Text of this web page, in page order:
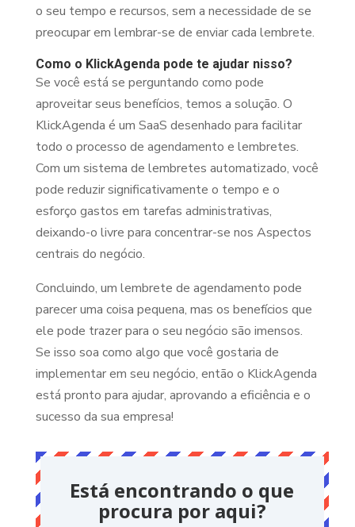
o seu tempo e recursos, sem a necessidade de se
preocupar em lembrar-se de enviar cada lembrete.
Como o KlickAgenda pode te ajudar nisso?
Se você está se perguntando como pode
aproveitar seus benefícios, temos a solução. O
KlickAgenda é um SaaS desenhado para facilitar
todo o processo de agendamento e lembretes.
Com um sistema de lembretes automatizado, você
pode reduzir significativamente o tempo e o
esforço gastos em tarefas administrativas,
deixando-o livre para concentrar-se nos Aspectos
centrais do negócio.
Concluindo, um lembrete de agendamento pode
parecer uma coisa pequena, mas os benefícios que
ele pode trazer para o seu negócio são imensos.
Se isso soa como algo que você gostaria de
implementar em seu negócio, então o KlickAgenda
está pronto para ajudar, aprovando a eficiência e o
sucesso da sua empresa!
Está encontrando o que
procura por aqui?